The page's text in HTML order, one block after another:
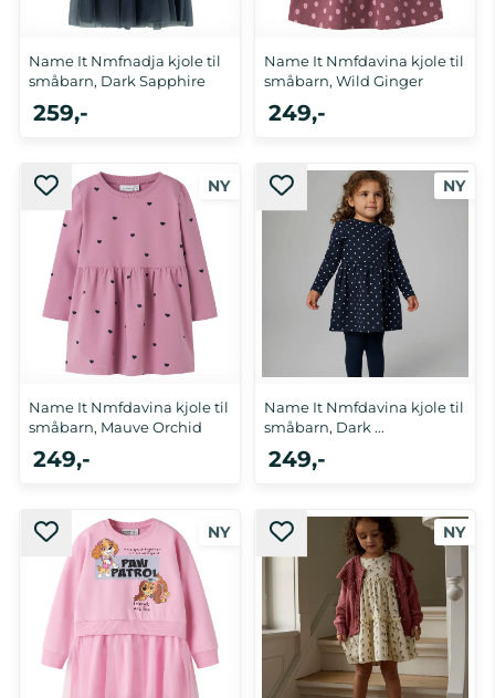
Name It Nmfnadja kjole til
småbarn, Dark Sapphire
86, 92, 98, 104, 110, 116
259,-
Name It Nmfdavina kjole til
småbarn, Wild Ginger
86, 92, 98, 104, 110, 116
249,-
Name It Nmfdavina kjole til
småbarn, Mauve Orchid
86, 92, 98, 104, 110, 116
249,-
Name It Nmfdavina kjole til
småbarn, Dark ...
86, 92, 98, 104, 110, 116
249,-